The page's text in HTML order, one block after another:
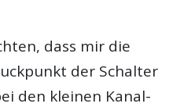
dass mir die
der Schalter
den kleinen Kanal-